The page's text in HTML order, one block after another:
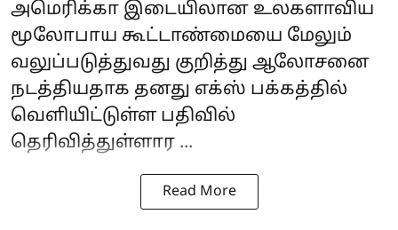
அமெரிக்கா இடையிலான உலகளாவிய
மூலோபாய கூட்டாண்மையை மேலும்
வலுப்படுத்துவது குறித்து ஆலோசனை
நடத்தியதாக தனது எக்ஸ் பக்கத்தில்
வெளியிட்டுள்ள பதிவில்
தெரிவித்துள்ளார ...
Read More